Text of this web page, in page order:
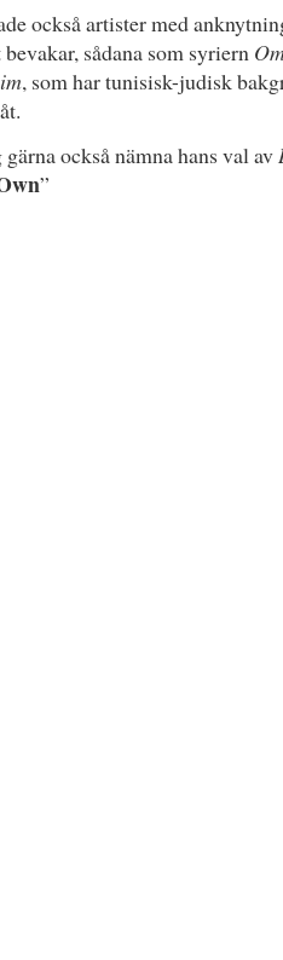
också artister med
sådana som syriern
, som har tunisisk-judisk
också nämna hans val av
”